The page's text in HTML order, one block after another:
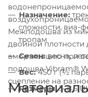
Межподошва из
двойной
амортизацию при
подошва Vibram®
сцепление на
Назначение:
сложности, виа-
тропам
Сезон:весна,
Вес:450 г (½
Размеры:3–8.5